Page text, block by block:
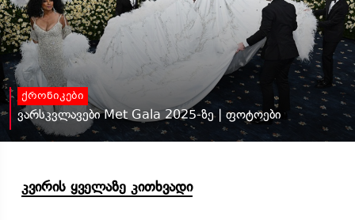
ქრონიკები
ვარსკვლავები Met Gala 2025-ზე | ფოტოები
კვირის ყველაზე კითხვადი